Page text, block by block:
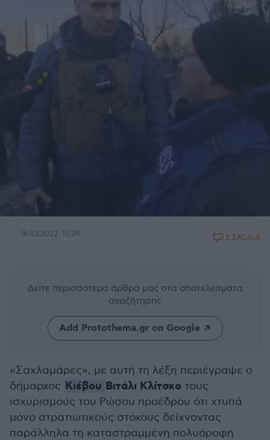
16.03.2022, 15:29 2 ΣΧΟΛΙΑ
Δείτε περισσότερα άρθρα μας στα αποτελέσματα
αναζήτησης
Add Protothema.gr on Google
«Σαχλαμάρες», με αυτή τη λέξη περιέγραψε ο
δήμαρχος Κιέβου Βιτάλι Κλίτσκο τους
ισχυρισμούς του Ρώσου προέδρου ότι χτυπά
μόνο στρατιωτικούς στόχους δείχνοντας
παράλληλα τη καταστραμμένη πολυόροφη